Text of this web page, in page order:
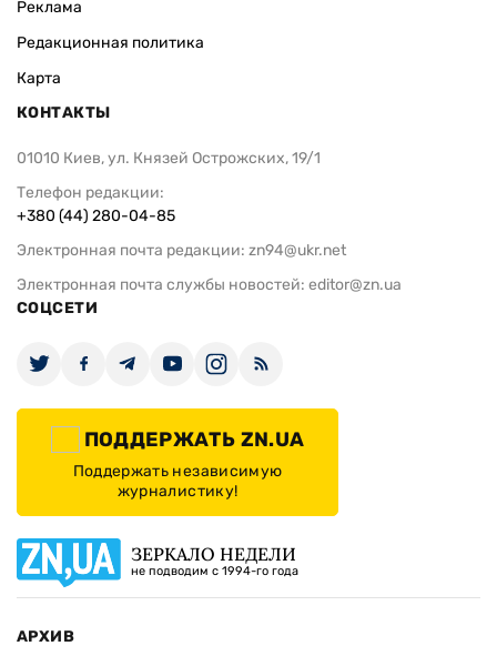
Реклама
Редакционная политика
Карта
КОНТАКТЫ
01010 Киев, ул. Князей Острожских, 19/1
Телефон редакции:
+380 (44) 280-04-85
Электронная почта редакции: zn94@ukr.net
Электронная почта службы новостей: editor@zn.ua
СОЦСЕТИ
ПОДДЕРЖАТЬ ZN.UA
Поддержать независимую
журналистику!
ЗЕРКАЛО НЕДЕЛИ
не подводим с 1994-го года
АРХИВ